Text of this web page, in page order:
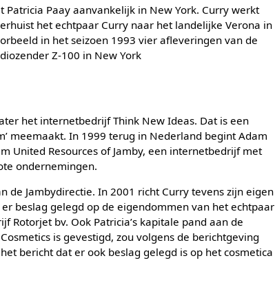
Paay aanvankelijk in New York. Curry werkt
het echtpaar Curry naar het landelijke Verona in
in het seizoen 1993 vier afleveringen van de
Z-100 in New York
het internetbedrijf Think New Ideas. Dat is een
meemaakt. In 1999 terug in Nederland begint Adam
United Resources of Jamby, een internetbedrijf met
ondernemingen.
de Jambydirectie. In 2001 richt Curry tevens zijn eigen
beslag gelegd op de eigendommen van het echtpaar
bv. Ook Patricia’s kapitale pand aan de
is gevestigd, zou volgens de berichtgeving
bericht dat er ook beslag gelegd is op het cosmetica